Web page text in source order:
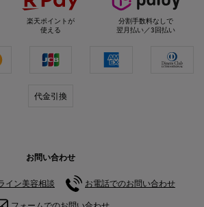
楽天ポイントが
使える
分割手数料なしで
翌月払い／3回払い
代金引換
お問い合わせ
イン美容相談 お電話でのお問い合わせ